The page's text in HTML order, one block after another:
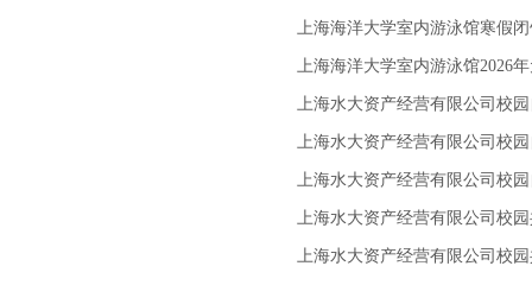
上海海洋大学室内游泳馆寒假
上海海洋大学室内游泳馆2026
上海水大资产经营有限公司校
上海水大资产经营有限公司校
上海水大资产经营有限公司校
上海水大资产经营有限公司校
上海水大资产经营有限公司校